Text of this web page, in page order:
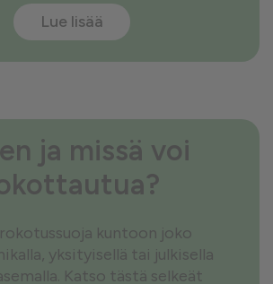
Lue lisää
ja missä voi
kuntoon joko
yksityisellä tai julkisella
Katso tästä selkeät